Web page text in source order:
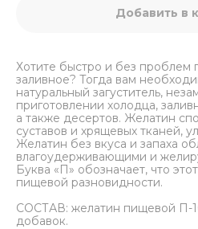
Добавить в
Хотите быстро и без проблем
заливное? Тогда вам
натуральный загуститель,
приготовлении холодца,
а также десертов. Желатин
суставов и хрящевых тканей,
Желатин без вкуса и запаха
влагоудерживающими и
Буква «П» обозначает, что
пищевой разновидности.
СОСТАВ: желатин пищевой П-
добавок.